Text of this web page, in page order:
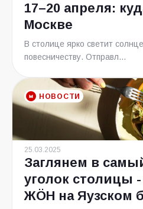
17–20 апреля:
Москве
В столице ярко светит
повесничеству. Отправл...
НОВОСТИ
25.03.2025
Заглянем в
уголок столицы
ЖÖН на Яузском